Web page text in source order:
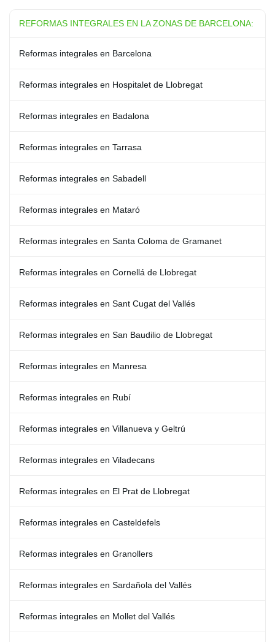
REFORMAS INTEGRALES EN LA ZONAS DE BARCELONA:
Reformas integrales en Barcelona
Reformas integrales en Hospitalet de Llobregat
Reformas integrales en Badalona
Reformas integrales en Tarrasa
Reformas integrales en Sabadell
Reformas integrales en Mataró
Reformas integrales en Santa Coloma de Gramanet
Reformas integrales en Cornellá de Llobregat
Reformas integrales en Sant Cugat del Vallés
Reformas integrales en San Baudilio de Llobregat
Reformas integrales en Manresa
Reformas integrales en Rubí
Reformas integrales en Villanueva y Geltrú
Reformas integrales en Viladecans
Reformas integrales en El Prat de Llobregat
Reformas integrales en Casteldefels
Reformas integrales en Granollers
Reformas integrales en Sardañola del Vallés
Reformas integrales en Mollet del Vallés